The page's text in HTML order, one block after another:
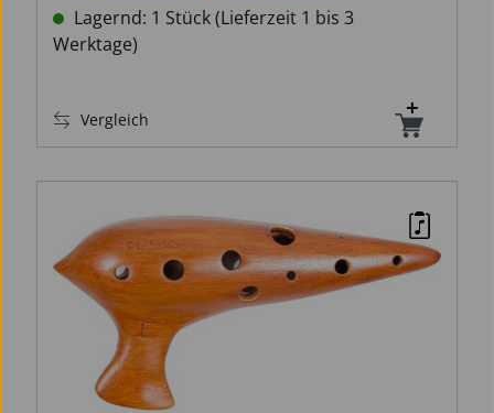
Lagernd: 1 Stück (Lieferzeit 1 bis 3
Werktage)
Vergleich